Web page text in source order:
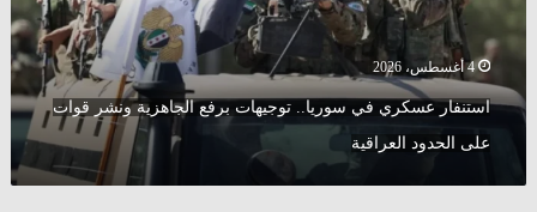
ونشر
قوات
الحدود
العراقية
4 أغسطس، 2026
استنفار عسكري في سوريا.. توجيهات برفع الجاهزية ونشر قوات
على الحدود العراقية